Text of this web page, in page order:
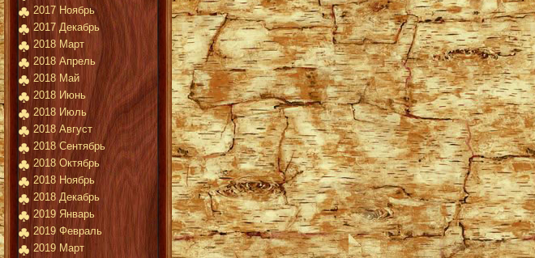
2017 Ноябрь
2017 Декабрь
2018 Март
2018 Апрель
2018 Май
2018 Июнь
2018 Июль
2018 Август
2018 Сентябрь
2018 Октябрь
2018 Ноябрь
2018 Декабрь
2019 Январь
2019 Февраль
2019 Март